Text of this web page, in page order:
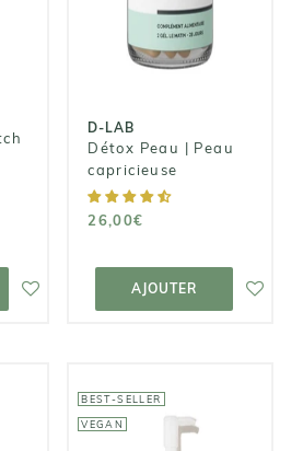
D-LAB
Détox Peau | Peau
capricieuse
26,00€
AJOUTER
Peau
capricieuse
26,00€
AJOUTER AU
PANIER
BEST-SELLER
VEGAN